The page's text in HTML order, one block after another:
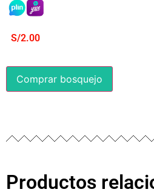
S/2.00
Comprar bosquejo
Productos